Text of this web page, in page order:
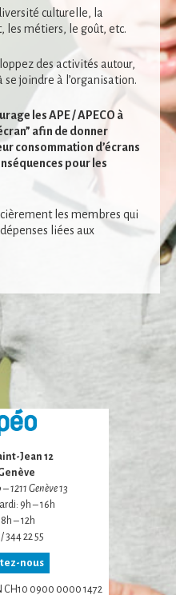
culturelle, la
les métiers, le goût, etc.
des activités autour,
se joindre à l’organisation.
les APE / APECO à
afin de donner
consommation d’écrans
pour les
les membres qui
liées aux
Jean 12
1211 Genève 13
9h – 16h
– 12h
344 22 55
nous
0900 0000 1472
Nécessaire
Ces cookies ne
sont pas
nécessaires au
fonctionnement
Statistiques
de la façon
dont le site
utilisé.
Experience
Afin que notre
fonctionne